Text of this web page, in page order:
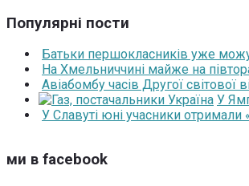
Популярні пости
Батьки першокласників уже
На Хмельниччині майже на
Авіабомбу часів Другої світової
У
У Славуті юні учасники
ми в facebook